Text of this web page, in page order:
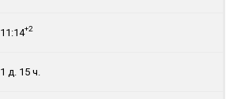
11:14+2
1 д. 15 ч.